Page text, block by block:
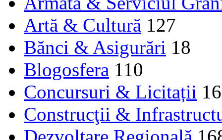
Artă & Cultură 127
Bănci & Asigurări 18
Blogosfera 110
Concursuri & Licitații 16
Construcţii &